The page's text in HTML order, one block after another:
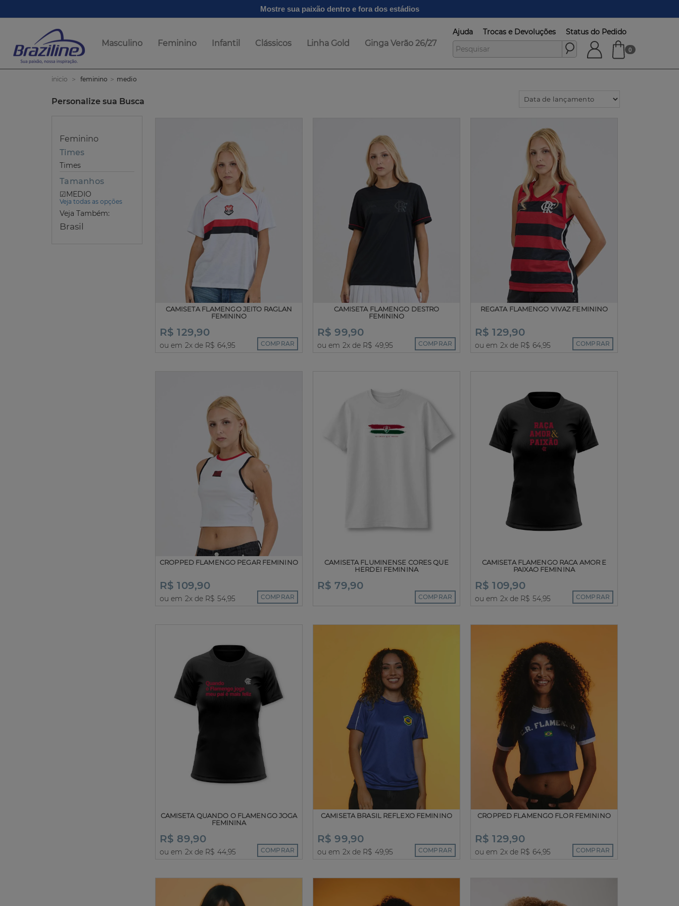
Mostre sua paixão dentro e fora dos estádios
Masculino Feminino Infantil Clássicos Linha Gold Ginga Verão 26/27
Ajuda Trocas e Devoluções
Status do Pedido
0
inicio feminino medio
Personalize sua Busca
Feminino
Times
Times
Tamanhos
MEDIO
Veja todas as opções
Veja Também:
Brasil
CAMISETA FLAMENGO JEITO RAGLAN
FEMININO
R$ 129,90
ou em 2x de R$ 64,95 COMPRAR
CAMISETA FLAMENGO DESTRO
FEMININO
R$ 99,90
ou em 2x de R$ 49,95 COMPRAR
REGATA FLAMENGO VIVAZ FEMININO
R$ 129,90
ou em 2x de R$ 64,95 COMPRAR
CROPPED FLAMENGO PEGAR FEMININO
R$ 109,90
ou em 2x de R$ 54,95 COMPRAR
CAMISETA FLUMINENSE CORES QUE
HERDEI FEMININA
R$ 79,90
COMPRAR
CAMISETA FLAMENGO RACA AMOR E
PAIXAO FEMININA
R$ 109,90
ou em 2x de R$ 54,95 COMPRAR
CAMISETA QUANDO O FLAMENGO JOGA
FEMININA
R$ 89,90
ou em 2x de R$ 44,95 COMPRAR
CAMISETA BRASIL REFLEXO FEMININO
R$ 99,90
ou em 2x de R$ 49,95 COMPRAR
CROPPED FLAMENGO FLOR FEMININO
R$ 129,90
ou em 2x de R$ 64,95 COMPRAR